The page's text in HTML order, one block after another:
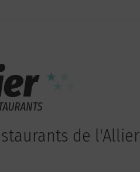
de l'Allier